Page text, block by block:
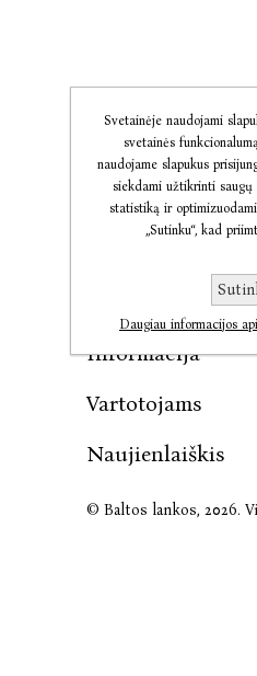
Informacija
Vartotojams
Naujienlaiškis
© Baltos lankos, 2026.
Svetainėje naudojami
svetainės
naudojame slapukus
siekdami užtikrinti saugų
statistiką ir
„Sutinku“, kad
Daugiau informacijos